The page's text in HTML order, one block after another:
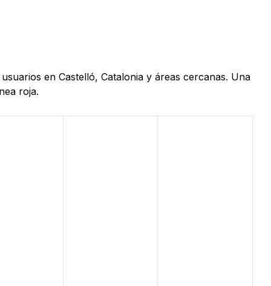
en Castelló, Catalonia y áreas cercanas. Una
roja.